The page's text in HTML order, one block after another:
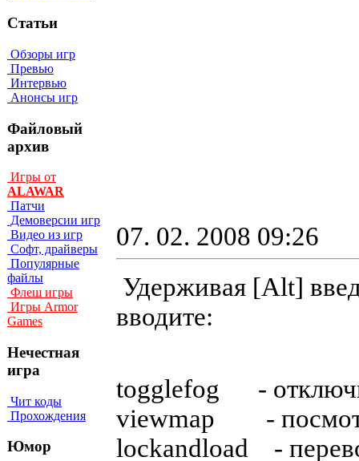
Статьи
Обзоры игр
Превью
Интервью
Анонсы игр
Файловый
архив
Игры от
ALAWAR
Патчи
Демоверсии игр
Видео из игр
Софт, драйверы
Популярные
файлы
Флеш игры
Игры Armor
Games
Нечестная
игра
Чит коды
Прохождения
Юмор
07. 02. 2008 09:26
Удерживая [Аlt]
вводите:
togglefog -
viewmap -
lockandload -